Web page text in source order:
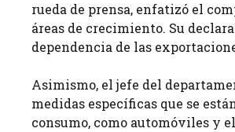
rueda de prensa, enfatizó el
áreas de crecimiento. Su
dependencia de las
Asimismo, el jefe del
medidas específicas que se
consumo, como automóviles y